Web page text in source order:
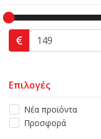
Επιλογές
Νέα προϊόντα
Προσφορά